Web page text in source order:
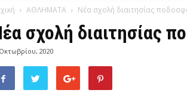
ΑΘΛΗΜΑΤΑ Νέα σχολή διαιτησίας
σχολή διαιτησίας
2020